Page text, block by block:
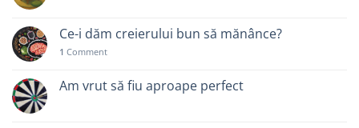
Ce-i dăm creierului bun să mănânce?
1 Comment
Am vrut să fiu aproape perfect